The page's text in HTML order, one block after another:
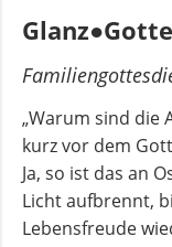
„Warum sind die
kurz vor dem
Ja, so ist das an
Licht aufbrennt,
Lebensfreude